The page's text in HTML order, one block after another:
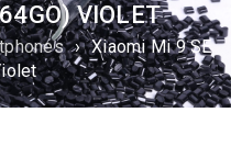
VIOLET
› Xiaomi Mi 9 SE